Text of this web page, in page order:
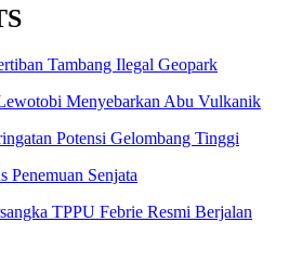
Tambang Ilegal Geopark
Menyebarkan Abu Vulkanik
Potensi Gelombang Tinggi
Penemuan Senjata
TPPU Febrie Resmi Berjalan